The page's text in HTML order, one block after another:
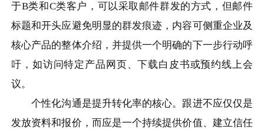
于B类和C类客户，可以采取邮件群发的方式，但邮件
标题和开头应避免明显的群发痕迹，内容可侧重企业及
核心产品的整体介绍，并提供一个明确的下一步行动呼
吁，如访问特定产品网页、下载白皮书或预约线上会
议。
个性化沟通是提升转化率的核心。跟进不应仅仅是
发放资料和报价，而应是一个持续提供价值、建立信任